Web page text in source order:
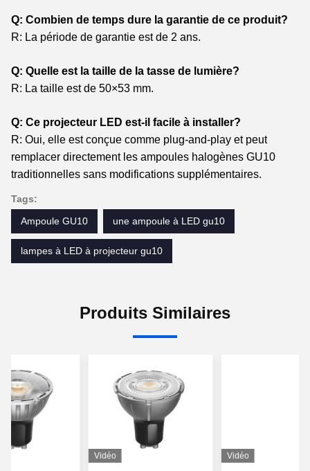
Q: Combien de temps dure la garantie de ce produit?
R: La période de garantie est de 2 ans.
Q: Quelle est la taille de la tasse de lumière?
R: La taille est de 50×53 mm.
Q: Ce projecteur LED est-il facile à installer?
R: Oui, elle est conçue comme plug-and-play et peut
remplacer directement les ampoules halogènes GU10
traditionnelles sans modifications supplémentaires.
Tags:
Ampoule GU10
une ampoule à LED gu10
lampes à LED à projecteur gu10
Produits Similaires
Vidéo Vidéo